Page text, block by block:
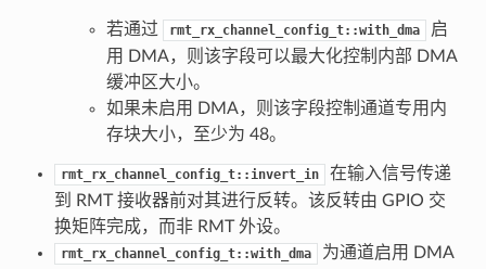
若通过 rmt_rx_channel_config_t::with_dma
启
用 DMA，则该字段可以最大化控制内部 DMA
缓冲区大小。
如果未启用 DMA，则该字段控制通道专用内
存块大小，至少为 48。
rmt_rx_channel_config_t::invert_in
在输入信号传递
到 RMT 接收器前对其进行反转。该反转由 GPIO 交
换矩阵完成，而非 RMT 外设。
rmt_rx_channel_config_t::with_dma
为通道启用 DMA